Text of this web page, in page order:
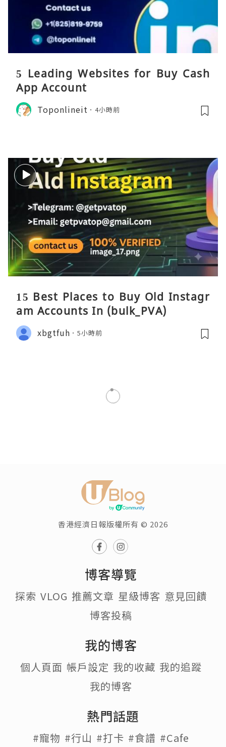
5 Leading Websites for Buy Cash
App Account
Toponlineit 4小時前
15 Best Places to Buy Old Instagr
am Accounts In (bulk_PVA)
xbgtfuh 5小時前
睡公主＊豬腩仔 の 幸福下午茶
發佈於 2023.04.17
豬豬曾經到過高雄旅遊兩次，可是完全沒
有機會到訪六合夜市。
早陣子發現皇都戲院附近開了一間台式料
修別致，很有氣氛。
因為距離晚餐時間尚早，我們先坐下慢慢
這裏的餐牌相對簡單，主打飯麵套餐，亦